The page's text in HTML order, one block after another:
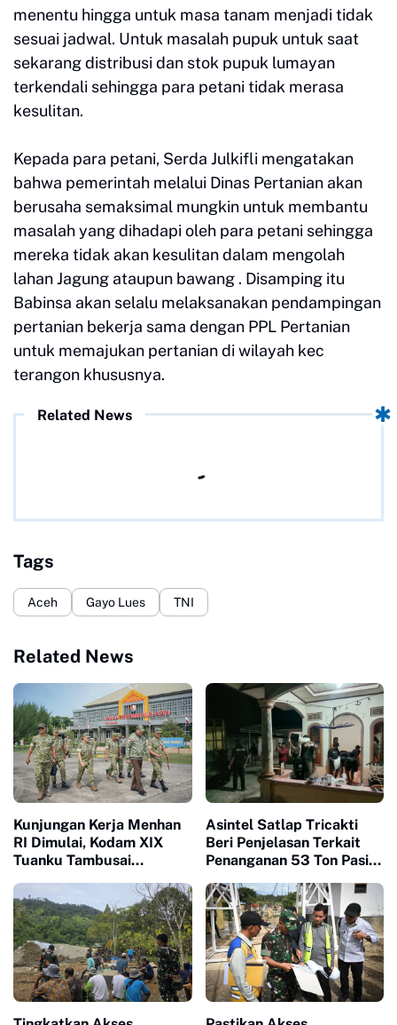
menentu hingga untuk masa tanam menjadi tidak
sesuai jadwal. Untuk masalah pupuk untuk saat
sekarang distribusi dan stok pupuk lumayan
terkendali sehingga para petani tidak merasa
kesulitan.
Kepada para petani, Serda Julkifli mengatakan
bahwa pemerintah melalui Dinas Pertanian akan
berusaha semaksimal mungkin untuk membantu
masalah yang dihadapi oleh para petani sehingga
mereka tidak akan kesulitan dalam mengolah
lahan Jagung ataupun bawang . Disamping itu
Babinsa akan selalu melaksanakan pendampingan
pertanian bekerja sama dengan PPL Pertanian
untuk memajukan pertanian di wilayah kec
terangon khususnya.
Related News
Tags
Aceh Gayo Lues TNI
Related News
Kunjungan Kerja Menhan
RI Dimulai, Kodam XIX
Tuanku Tambusai
Yonif Teritorial
Pembangunan
Asintel Satlap Tricakti
Beri Penjelasan Terkait
Penanganan 53 Ton Pasir